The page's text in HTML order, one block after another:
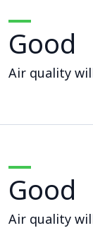
Good
Air quality
Good
Air quality